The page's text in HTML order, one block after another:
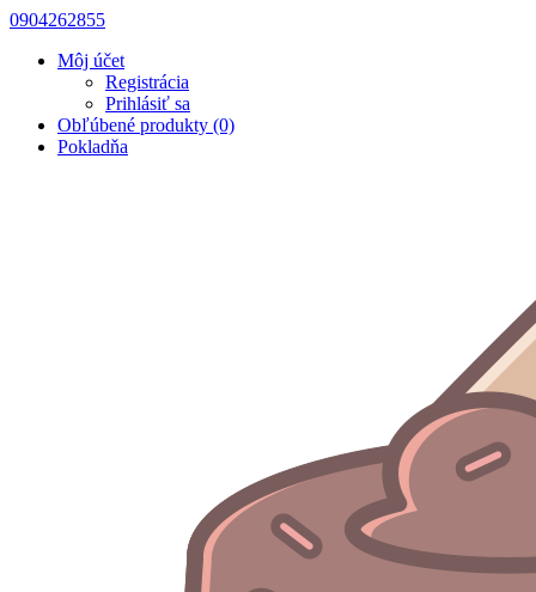
0904262855
Môj účet
Registrácia
Prihlásiť sa
Obľúbené produkty (0)
Pokladňa